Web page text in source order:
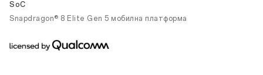
SoC
Snapdragon® 8 Elite Gen 5 мобилна платформа